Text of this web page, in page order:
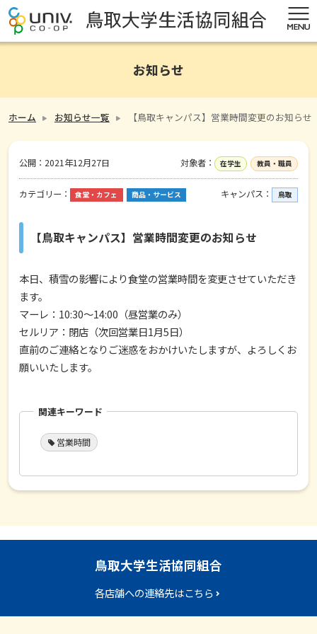
お知らせ
ホーム お知らせ一覧 【鳥取キャンパス】営業時間変更のお知らせ
公開： 2021年12月27日 対象者： 在学生 教員・職員
カテゴリー： 食堂・カフェ 商品・サービス キャンパス： 鳥取
【鳥取キャンパス】営業時間変更のお知らせ
本日、積雪の影響により食堂の営業時間を変更させていただき
ます。
マーレ：10:30～14:00（昼営業のみ）
セルリア：閉店（次回営業日1月5日）
直前のご連絡となりご迷惑をおかけいたしますが、よろしくお
願いいたします。
関連キーワード
営業時間
鳥取大学生活協同組合
各店舗への連絡先はこちら